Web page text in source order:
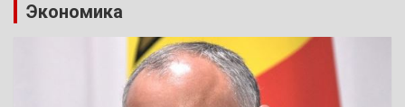
Экономика